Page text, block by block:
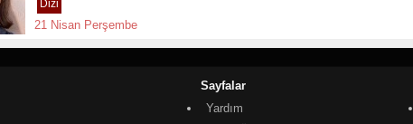
Dizi
21 Nisan Perşembe
Sayfalar
Yardım